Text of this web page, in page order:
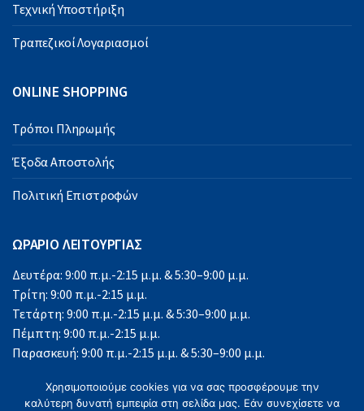
Τεχνική Υποστήριξη
Τραπεζικοί Λογαριασμοί
ONLINE SHOPPING
Τρόποι Πληρωμής
Έξοδα Αποστολής
Πολιτική Επιστροφών
ΩΡΑΡΙΟ ΛΕΙΤΟΥΡΓΙΑΣ
Δευτέρα: 9:00 π.μ.-2:15 μ.μ. & 5:30–9:00 μ.μ.
Τρίτη: 9:00 π.μ.-2:15 μ.μ.
Τετάρτη: 9:00 π.μ.-2:15 μ.μ. & 5:30–9:00 μ.μ.
Πέμπτη: 9:00 π.μ.-2:15 μ.μ.
Παρασκευή: 9:00 π.μ.-2:15 μ.μ. & 5:30–9:00 μ.μ.
Κυριακή: Κλειστά
Χρησιμοποιούμε cookies για να σας προσφέρουμε την
καλύτερη δυνατή εμπειρία στη σελίδα μας. Εάν συνεχίσετε να